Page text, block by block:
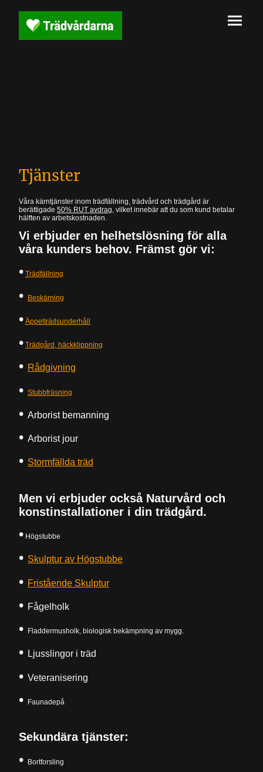
Tjänster
Våra kärntjänster inom trädfällning, trädvård och trädgård är
berättigade 50% RUT avdrag, vilket innebär att du som kund betalar
hälften av arbetskostnaden.
Vi erbjuder en helhetslösning för alla
våra kunders behov. Främst gör vi:
• Trädfällning
• Beskärning
• Äppelträdsunderhåll
• Trädgård, häckklippning
• Rådgivning
• Stubbfräsning
• Arborist bemanning
• Arborist jour
• Stormfällda träd
Men vi erbjuder också Naturvård och
konstinstallationer i din trädgård.
• Högstubbe
• Skulptur av Högstubbe
• Fristående Skulptur
• Fågelholk
• Fladdermusholk, biologisk bekämpning av mygg.
• Ljusslingor i träd
• Veteranisering
• Faunadepå
Sekundära tjänster:
• Bortforsling